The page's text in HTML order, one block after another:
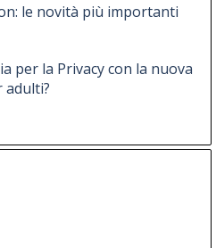
le novità più importanti
per la Privacy con la nuova
adulti?
mese